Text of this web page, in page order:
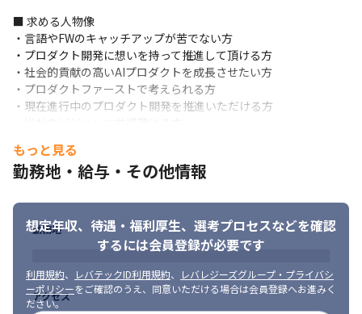
社内のコミュニケーションを大切にしています。
■ 求める人物像
・言語やFWのキャッチアップが苦でない方
・プロダクト開発に想いを持って推進して頂ける方
・社会的貢献の高いAIプロダクトを成長させたい方
・プロダクトファーストで考えられる方
・現在進行中のプロダクト開発を推進いただける方
＜経営理念＞
AMBLは、全ての仕事に「三方よし」を実践することを経営理念と
「三方よし」とは、江戸時代に活躍した近江商人の経営哲学のひ
とつで、「ビジネスにおいて売り手と買い手が満足するのは当然
のこと、その上で社会に貢献できてこそよいビジネス」という考
AMBLは、社員が所属することを誇れる組織、継続して仕事を依頼
したくなる企業、そして社会に役立つ技術を提供し持続的な社会
の発展に寄与する「三方よし」を経営判断の基準としています。
もっと見る
勤務地・給与・その他情報
想定年収、待遇・福利厚生、 選考プロセスなどを確認
するには会員登録が必要です
利用規約、 レバテックID利用規約、
レバレジーズグループ・プライバシ
ーポリシーをご確認のうえ、同意いただける場合は会員登録へお進みく
ださい。
勤務地
アクセス